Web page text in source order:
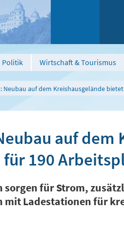
Politik Wirtschaft & Tourismus
Neubau auf dem Kreishausgelände
auf dem
190
sorgen für Strom,
Ladestationen für